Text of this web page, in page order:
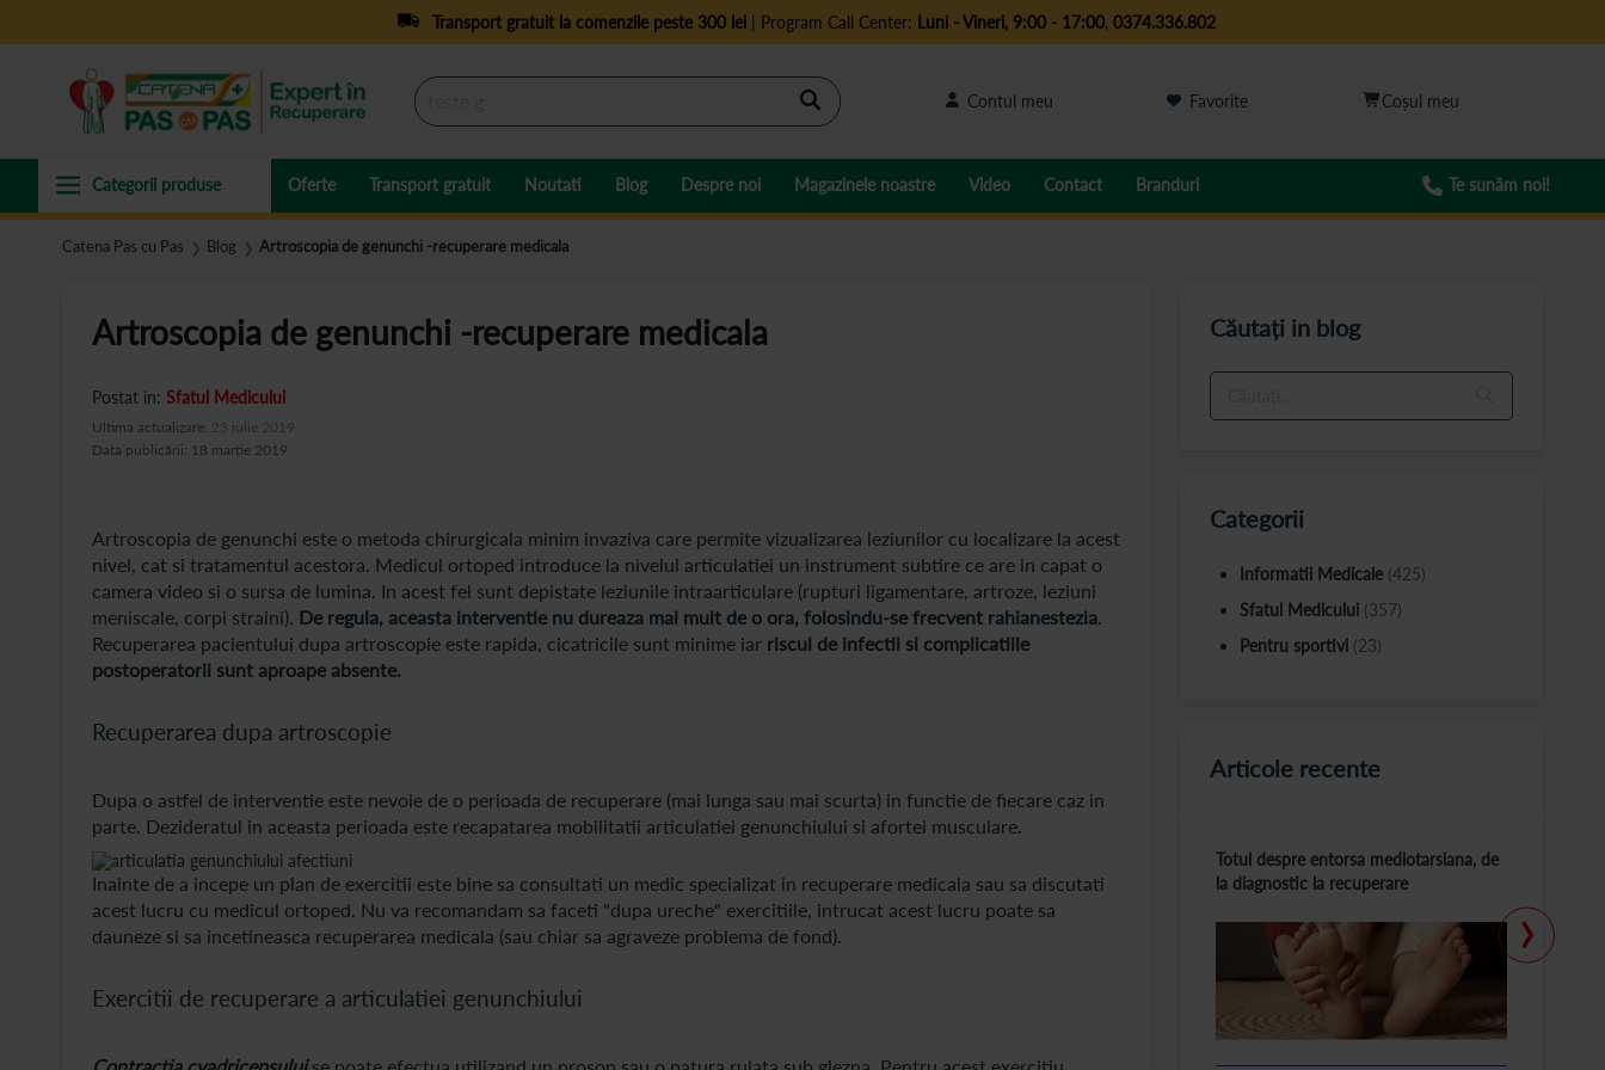
Transport gratuit la comenzile peste 300 lei| Program Call Center: Luni - Vineri, 9:00 - 17:00, 0374.336.802
Cautare Contul meu Favorite
Oferte Transport gratuit Noutati Blog Despre noi Magazinele noastre Video Contact Branduri Te sunăm noi!
Catena Pas cu Pas ❯ Blog ❯ Artroscopia de genunchi -recuperare medicala
Artroscopia de genunchi -recuperare medicala
Postat in: Sfatul Medicului
Data publicării: 18 martie 2019
Ultima actualizare: 23 iulie 2019
Artroscopia de genunchi este o metoda chirurgicala minim invaziva care permite vizualizarea leziunilor cu localizare la acest
nivel, cat si tratamentul acestora. Medicul ortoped introduce la nivelul articulatiei un instrument subtire ce are in capat o
camera video si o sursa de lumina. In acest fel sunt depistate leziunile intraarticulare (rupturi ligamentare, artroze, leziuni
meniscale, corpi straini). De regula, aceasta interventie nu dureaza mai mult de o ora, folosindu-se frecvent rahianestezia.
Recuperarea pacientului dupa artroscopie este rapida, cicatricile sunt minime iar riscul de infectii si complicatiile
postoperatorii sunt aproape absente.
Recuperarea dupa artroscopie
Dupa o astfel de interventie este nevoie de o perioada de recuperare (mai lunga sau mai scurta) in functie de fiecare caz in
parte. Dezideratul in aceasta perioada este recapatarea mobilitatii articulatiei genunchiului si afortei musculare.
Inainte de a incepe un plan de exercitii este bine sa consultati un medic specializat in recuperare medicala sau sa discutati
acest lucru cu medicul ortoped. Nu va recomandam sa faceti "dupa ureche" exercitiile, intrucat acest lucru poate sa
dauneze si sa incetineasca recuperarea medicala (sau chiar sa agraveze problema de fond).
Exercitii de recuperare a articulatiei genunchiului
Căutați in blog
Categorii
Informatii Medicale (425)
Sfatul Medicului (357)
Pentru sportivi (23)
Articole recente
Totul despre entorsa mediotarsiana, de
la diagnostic la recuperare
›